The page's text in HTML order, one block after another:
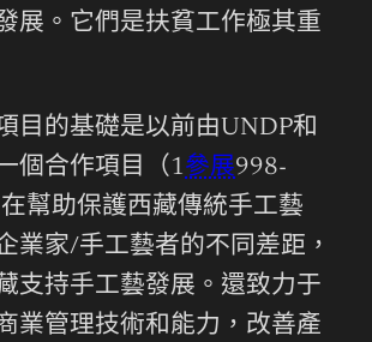
展。它們是扶貧工作極其重
目的基礎是以前由UNDP和
個合作項目（1參展998-
幫助保護西藏傳統手工藝
業家/手工藝者的不同差距，
支持手工藝發展。還致力于
業管理技術和能力，改善產